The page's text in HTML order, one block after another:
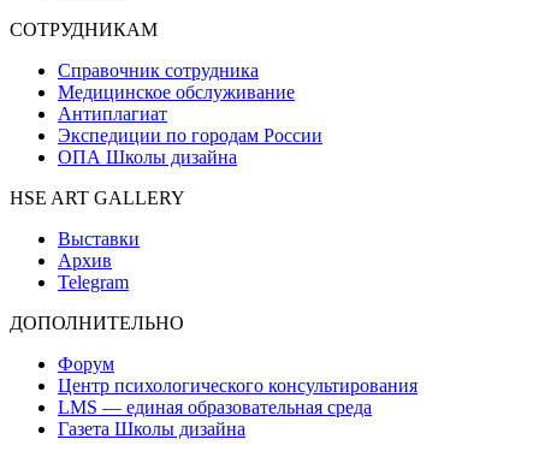
СОТРУДНИКАМ
Справочник сотрудника
Медицинское обслуживание
Антиплагиат
Экспедиции по городам России
ОПА Школы дизайна
HSE ART GALLERY
Выставки
Архив
Telegram
ДОПОЛНИТЕЛЬНО
Форум
Центр психологического консультирования
LMS — единая образовательная среда
Газета Школы дизайна